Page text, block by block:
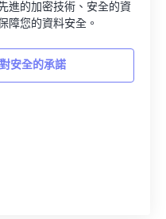
進的加密技術、安全的資
障您的資料安全。
安全的承諾